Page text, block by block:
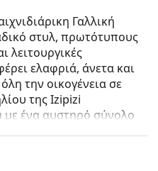
Γαλλική
στυλ, πρωτότυπους
ελαφριά, άνετα και
την οικογένεια σε
της Izipizi
ένα αυστηρό σύνολο
περιλαμβάνει BPA
να προσδιορίσετε το